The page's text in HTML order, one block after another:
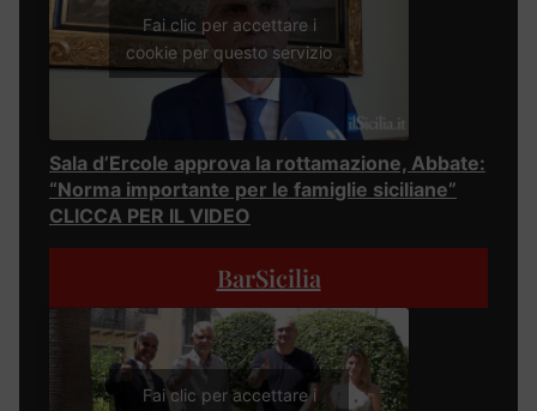
Fai clic per accettare i
cookie per questo servizio
Sala d’Ercole approva la rottamazione, Abbate:
“Norma importante per le famiglie siciliane”
CLICCA PER IL VIDEO
BarSicilia
Fai clic per accettare i